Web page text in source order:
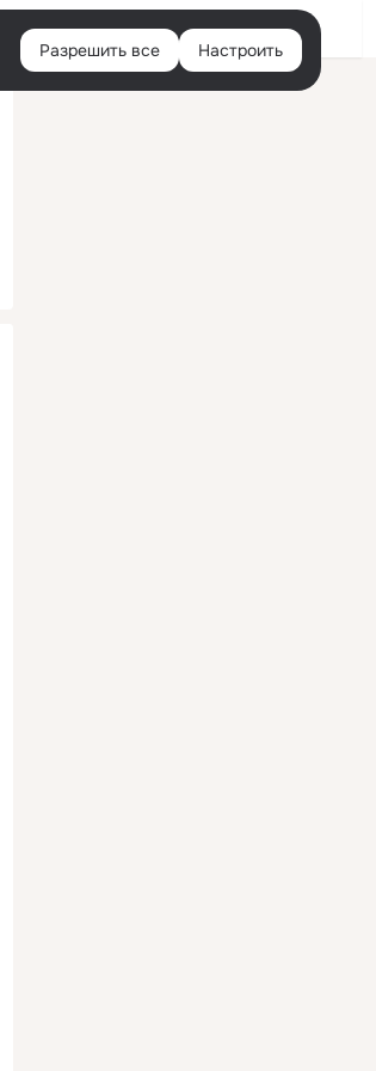
Войти
Разрешить все Настроить